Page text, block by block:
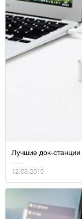
Лучшие док-
12.03.2019